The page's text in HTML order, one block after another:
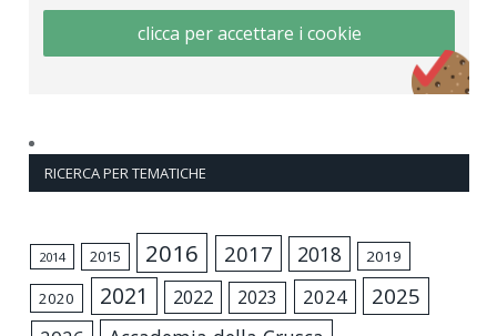
clicca per accettare i cookie
RICERCA PER TEMATICHE
2014 2015 2016 2017 2018 2019
2020 2021 2022 2023 2024 2025